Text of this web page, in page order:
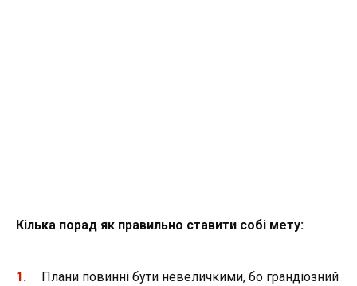
Кілька порад як правильно ставити собі мету:
Плани повинні бути невеличкими, бо грандіозний